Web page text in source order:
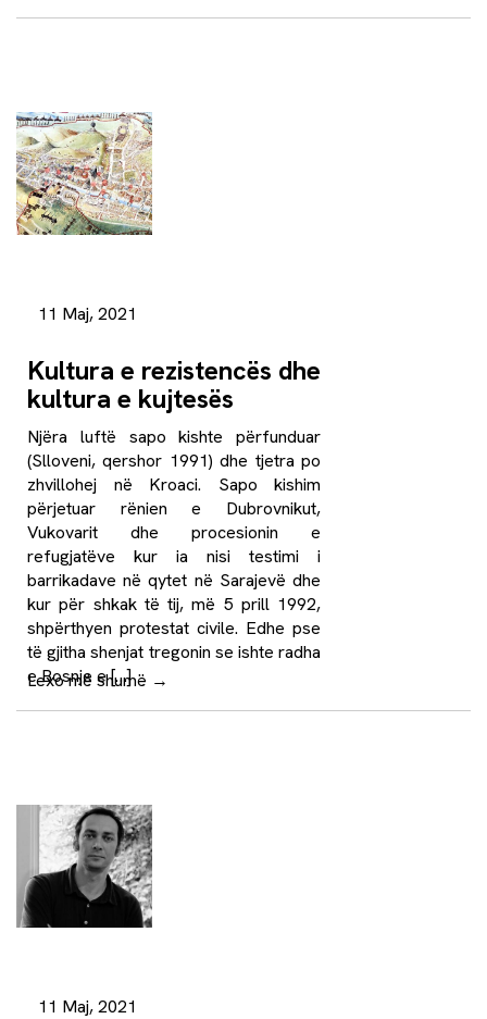
11 Maj, 2021
Kultura e rezistencës dhe
kultura e kujtesës
Njëra luftë sapo kishte përfunduar
(Slloveni, qershor 1991) dhe tjetra po
zhvillohej në Kroaci. Sapo kishim
përjetuar rënien e Dubrovnikut,
Vukovarit dhe procesionin e
refugjatëve kur ia nisi testimi i
barrikadave në qytet në Sarajevë dhe
kur për shkak të tij, më 5 prill 1992,
shpërthyen protestat civile. Edhe pse
të gjitha shenjat tregonin se ishte radha
e Bosnje e […]
Lexo më shumë →
11 Maj, 2021